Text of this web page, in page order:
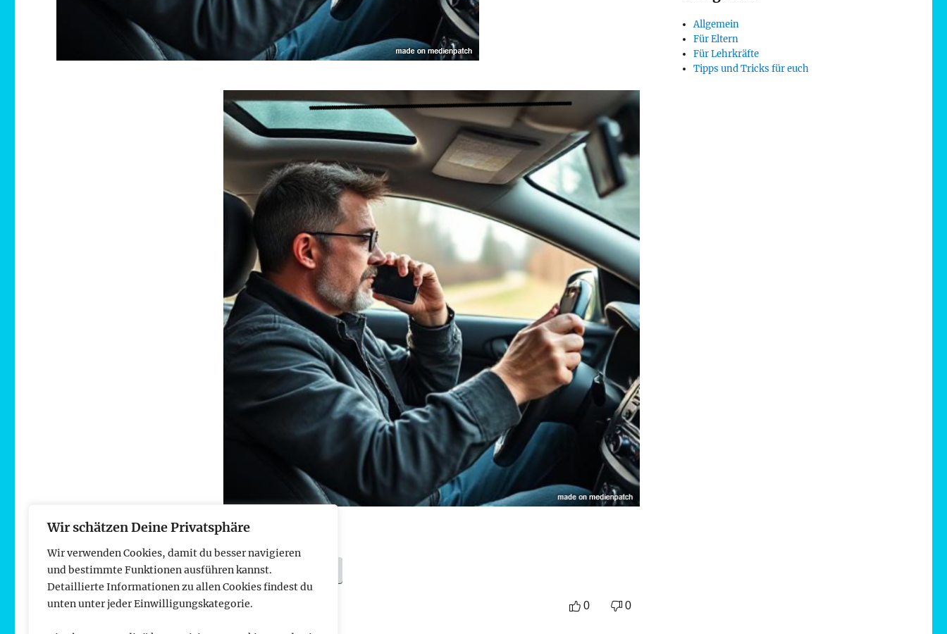
Wir schätzen Deine Privatsphäre
Wir verwenden Cookies, damit du besser navigieren
und bestimmte Funktionen ausführen kannst.
Detaillierte Informationen zu allen Cookies findest du
unten unter jeder Einwilligungskategorie.
…
Download image
0 0
Allgemein
Für Eltern
Für Lehrkräfte
Tipps und Tricks für euch